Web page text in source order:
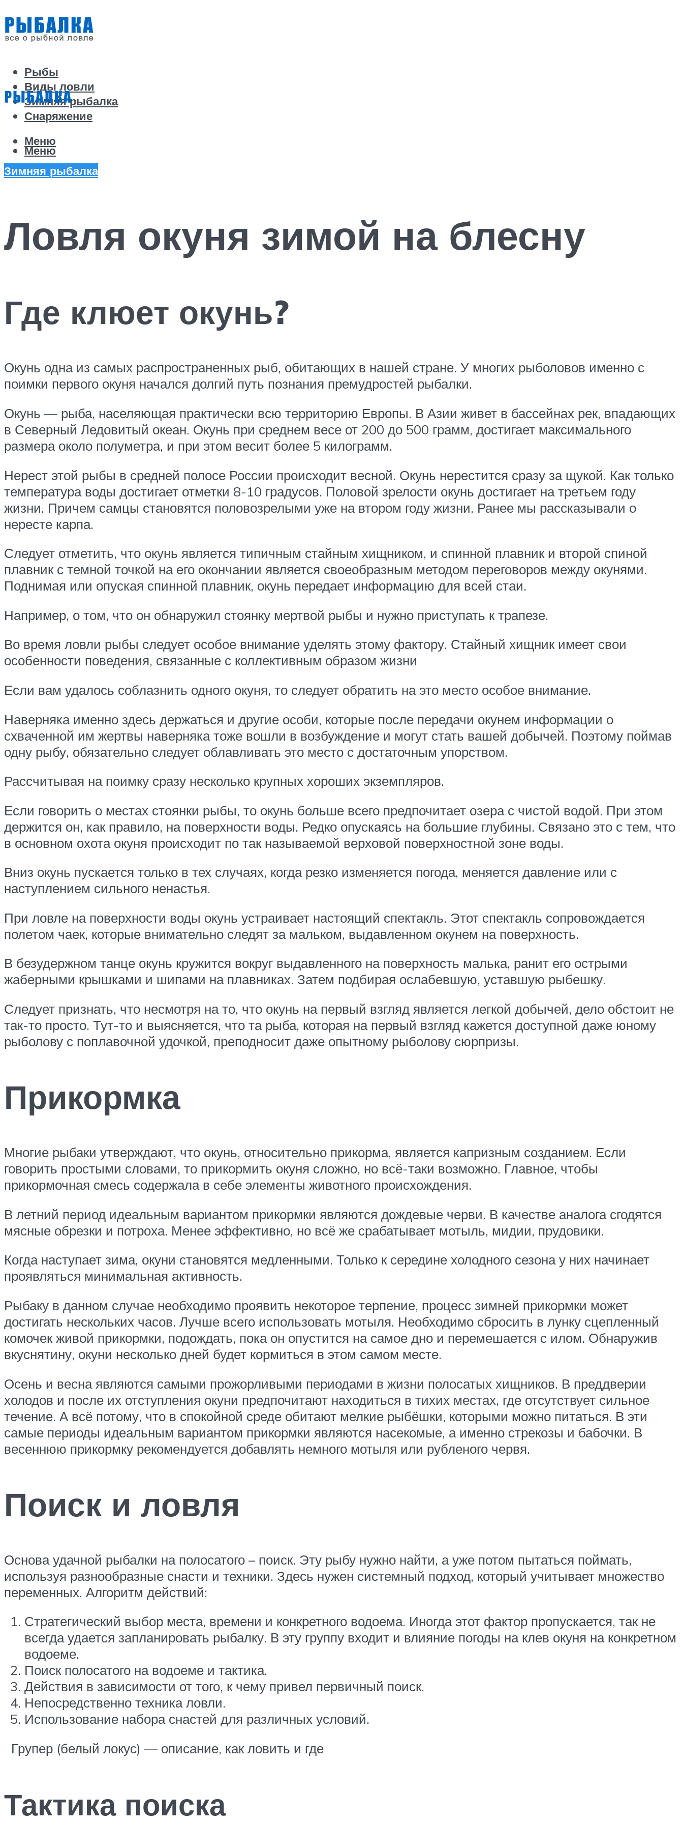
Рыбы
Виды ловли
Зимняя рыбалка
Снаряжение
Меню
Меню
Зимняя рыбалка
Ловля окуня зимой на блесну
Где клюет окунь?
Окунь одна из самых распространенных рыб, обитающих в нашей стране. У многих рыболовов именно с
поимки первого окуня начался долгий путь познания премудростей рыбалки.
Окунь — рыба, населяющая практически всю территорию Европы. В Азии живет в бассейнах рек, впадающих
в Северный Ледовитый океан. Окунь при среднем весе от 200 до 500 грамм, достигает максимального
размера около полуметра, и при этом весит более 5 килограмм.
Нерест этой рыбы в средней полосе России происходит весной. Окунь нерестится сразу за щукой. Как только
температура воды достигает отметки 8-10 градусов. Половой зрелости окунь достигает на третьем году
жизни. Причем самцы становятся половозрелыми уже на втором году жизни. Ранее мы рассказывали о
нересте карпа.
Следует отметить, что окунь является типичным стайным хищником, и спинной плавник и второй спиной
плавник с темной точкой на его окончании является своеобразным методом переговоров между окунями.
Поднимая или опуская спинной плавник, окунь передает информацию для всей стаи.
Например, о том, что он обнаружил стоянку мертвой рыбы и нужно приступать к трапезе.
Во время ловли рыбы следует особое внимание уделять этому фактору. Стайный хищник имеет свои
особенности поведения, связанные с коллективным образом жизни
Если вам удалось соблазнить одного окуня, то следует обратить на это место особое внимание.
Наверняка именно здесь держаться и другие особи, которые после передачи окунем информации о
схваченной им жертвы наверняка тоже вошли в возбуждение и могут стать вашей добычей. Поэтому поймав
одну рыбу, обязательно следует облавливать это место с достаточным упорством.
Рассчитывая на поимку сразу несколько крупных хороших экземпляров.
Если говорить о местах стоянки рыбы, то окунь больше всего предпочитает озера с чистой водой. При этом
держится он, как правило, на поверхности воды. Редко опускаясь на большие глубины. Связано это с тем, что
в основном охота окуня происходит по так называемой верховой поверхностной зоне воды.
Вниз окунь пускается только в тех случаях, когда резко изменяется погода, меняется давление или с
наступлением сильного ненастья.
При ловле на поверхности воды окунь устраивает настоящий спектакль. Этот спектакль сопровождается
полетом чаек, которые внимательно следят за мальком, выдавленном окунем на поверхность.
В безудержном танце окунь кружится вокруг выдавленного на поверхность малька, ранит его острыми
жаберными крышками и шипами на плавниках. Затем подбирая ослабевшую, уставшую рыбешку.
Следует признать, что несмотря на то, что окунь на первый взгляд является легкой добычей, дело обстоит не
так-то просто. Тут-то и выясняется, что та рыба, которая на первый взгляд кажется доступной даже юному
рыболову с поплавочной удочкой, преподносит даже опытному рыболову сюрпризы.
Прикормка
Многие рыбаки утверждают, что окунь, относительно прикорма, является капризным созданием. Если
говорить простыми словами, то прикормить окуня сложно, но всё-таки возможно. Главное, чтобы
прикормочная смесь содержала в себе элементы животного происхождения.
В летний период идеальным вариантом прикормки являются дождевые черви. В качестве аналога сгодятся
мясные обрезки и потроха. Менее эффективно, но всё же срабатывает мотыль, мидии, прудовики.
Когда наступает зима, окуни становятся медленными. Только к середине холодного сезона у них начинает
проявляться минимальная активность.
Рыбаку в данном случае необходимо проявить некоторое терпение, процесс зимней прикормки может
достигать нескольких часов. Лучше всего использовать мотыля. Необходимо сбросить в лунку сцепленный
комочек живой прикормки, подождать, пока он опустится на самое дно и перемешается с илом. Обнаружив
вкуснятину, окуни несколько дней будет кормиться в этом самом месте.
Осень и весна являются самыми прожорливыми периодами в жизни полосатых хищников. В преддверии
холодов и после их отступления окуни предпочитают находиться в тихих местах, где отсутствует сильное
течение. А всё потому, что в спокойной среде обитают мелкие рыбёшки, которыми можно питаться. В эти
самые периоды идеальным вариантом прикормки являются насекомые, а именно стрекозы и бабочки. В
весеннюю прикормку рекомендуется добавлять немного мотыля или рубленого червя.
Поиск и ловля
Основа удачной рыбалки на полосатого – поиск. Эту рыбу нужно найти, а уже потом пытаться поймать,
используя разнообразные снасти и техники. Здесь нужен системный подход, который учитывает множество
переменных. Алгоритм действий:
Стратегический выбор места, времени и конкретного водоема. Иногда этот фактор пропускается, так не
всегда удается запланировать рыбалку. В эту группу входит и влияние погоды на клев окуня на конкретном
водоеме.
Поиск полосатого на водоеме и тактика.
Действия в зависимости от того, к чему привел первичный поиск.
Непосредственно техника ловли.
Использование набора снастей для различных условий.
Групер (белый локус) — описание, как ловить и где
Тактика поиска